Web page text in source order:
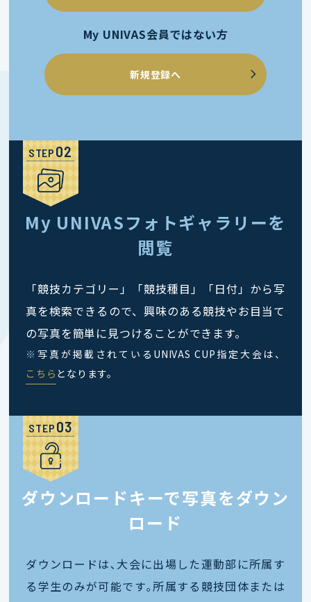
My UNIVAS会員ではない方
新規登録へ
STEP
My UNIVASフォトギャラリーを
閲覧
「競技カテゴリー」「競技種目」「日付」から写
真を検索できるので、興味のある競技やお目当て
の写真を簡単に見つけることができます。
※ 写真が掲載されているUNIVAS CUP指定大会は、
こちら となります。
STEP
ダウンロードキーで写真をダウン
ロード
ダウンロードは､大会に出場した運動部に所属す
る学生のみが可能です｡所属する競技団体または